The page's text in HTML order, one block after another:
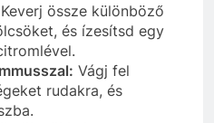
Keverj össze különböző
és ízesítsd egy
Vágj fel
rudakra, és